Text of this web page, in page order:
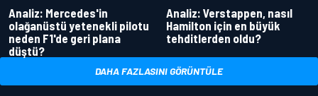
Analiz: Mercedes'in
olağanüstü yetenekli pilotu
neden F1'de geri plana
düştü?
Analiz: Verstappen, nasıl
Hamilton için en büyük
tehditlerden oldu?
DAHA FAZLASINI GÖRÜNTÜLE